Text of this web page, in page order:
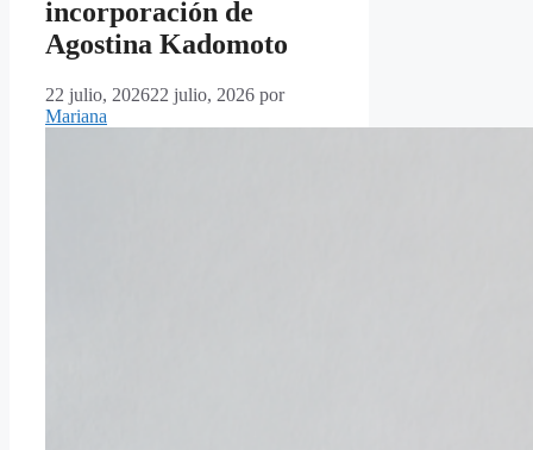
incorporación de
Agostina Kadomoto
22 julio, 202622 julio, 2026 por
Mariana